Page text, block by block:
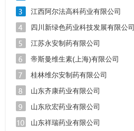
江西阿尔法高科药业有限公司
四川新绿色药业科技发展有限公司
江苏永安制药有限公司
帝斯曼维生素(上海)有限公司
桂林维尔安制药有限公司
山东齐康药业有限公司
山东欣宏药业有限公司
山东祥瑞药业有限公司